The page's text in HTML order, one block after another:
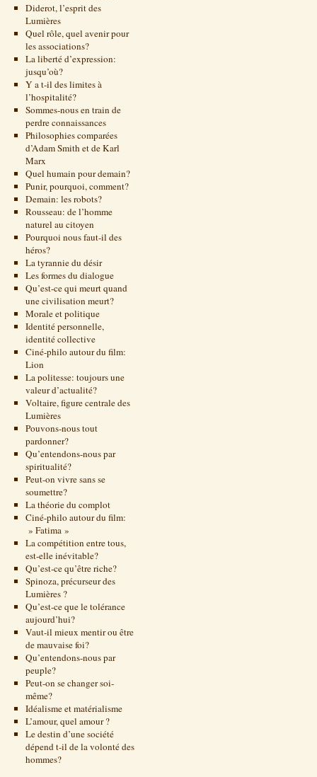
Diderot, l’esprit des
Lumières
Quel rôle, quel avenir pour
les associations?
La liberté d’expression:
jusqu’où?
Y a t-il des limites à
l’hospitalité?
Sommes-nous en train de
perdre connaissances
Philosophies comparées
d’Adam Smith et de Karl
Marx
Quel humain pour demain?
Punir, pourquoi, comment?
Demain: les robots?
Rousseau: de l’homme
naturel au citoyen
Pourquoi nous faut-il des
héros?
La tyrannie du désir
Les formes du dialogue
Qu’est-ce qui meurt quand
une civilisation meurt?
Morale et politique
Identité personnelle,
identité collective
Ciné-philo autour du film:
Lion
La politesse: toujours une
valeur d’actualité?
Voltaire, figure centrale des
Lumières
Pouvons-nous tout
pardonner?
Qu’entendons-nous par
spiritualité?
Peut-on vivre sans se
soumettre?
La théorie du complot
Ciné-philo autour du film:
» Fatima »
La compétition entre tous,
est-elle inévitable?
Qu’est-ce qu’être riche?
Spinoza, précurseur des
Lumières ?
Qu’est-ce que le tolérance
aujourd’hui?
Vaut-il mieux mentir ou être
de mauvaise foi?
Qu’entendons-nous par
peuple?
Peut-on se changer soi-
même?
Idéalisme et matérialisme
L’amour, quel amour ?
Le destin d’une société
dépend t-il de la volonté des
hommes?